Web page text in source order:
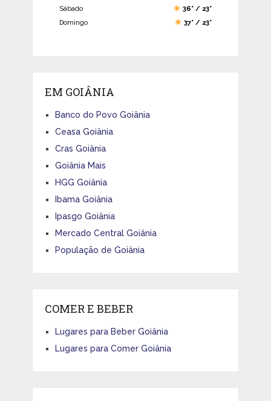
Sábado
36° / 23°
Domingo
37° / 23°
EM GOIÂNIA
Banco do Povo Goiânia
Ceasa Goiânia
Cras Goiânia
Goiânia Mais
HGG Goiânia
Ibama Goiânia
Ipasgo Goiânia
Mercado Central Goiânia
População de Goiânia
COMER E BEBER
Lugares para Beber Goiânia
Lugares para Comer Goiânia